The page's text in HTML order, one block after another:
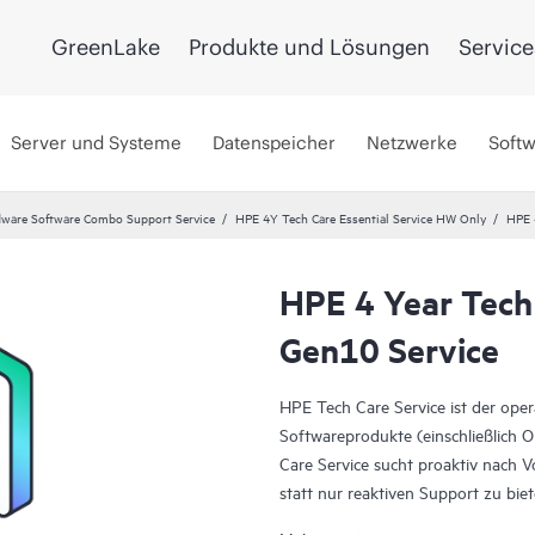
GreenLake Produkte und Lösungen
Server und Systeme Datenspeicher Netzwerke
Software Combo Support Service HPE 4Y Tech Care Essential Service HW Only
HPE 4 Year
Gen10 Service
HPE Tech Care Service ist der
Softwareprodukte (einschließlich
Care Service sucht proaktiv nach
statt nur reaktiven Support zu